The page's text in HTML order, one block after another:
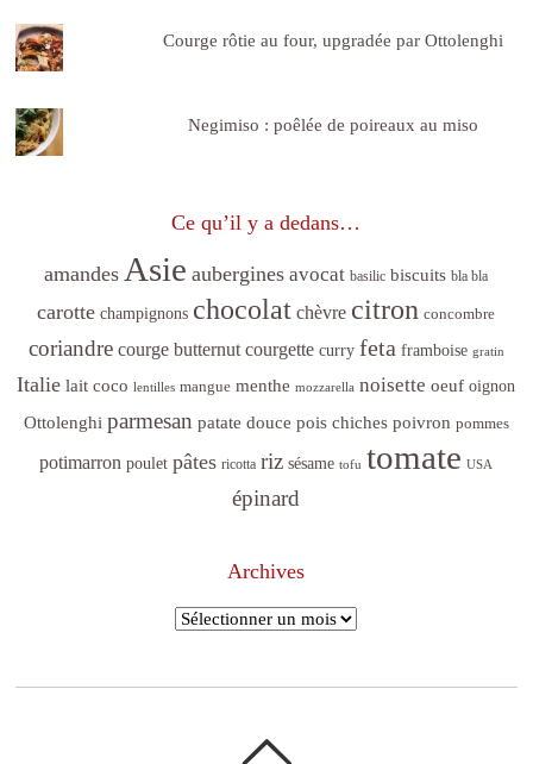
Courge rôtie au four, upgradée par Ottolenghi
Negimiso : poêlée de poireaux au miso
Ce qu’il y a dedans…
amandes Asie aubergines avocat basilic biscuits bla bla
carotte champignons chocolat chèvre citron concombre
coriandre courge butternut courgette curry feta framboise gratin
Italie lait coco lentilles mangue menthe mozzarella noisette oeuf oignon
Ottolenghi parmesan patate douce pois chiches poivron pommes
potimarron poulet pâtes ricotta riz sésame tofu tomate USA
épinard
Archives
Archives